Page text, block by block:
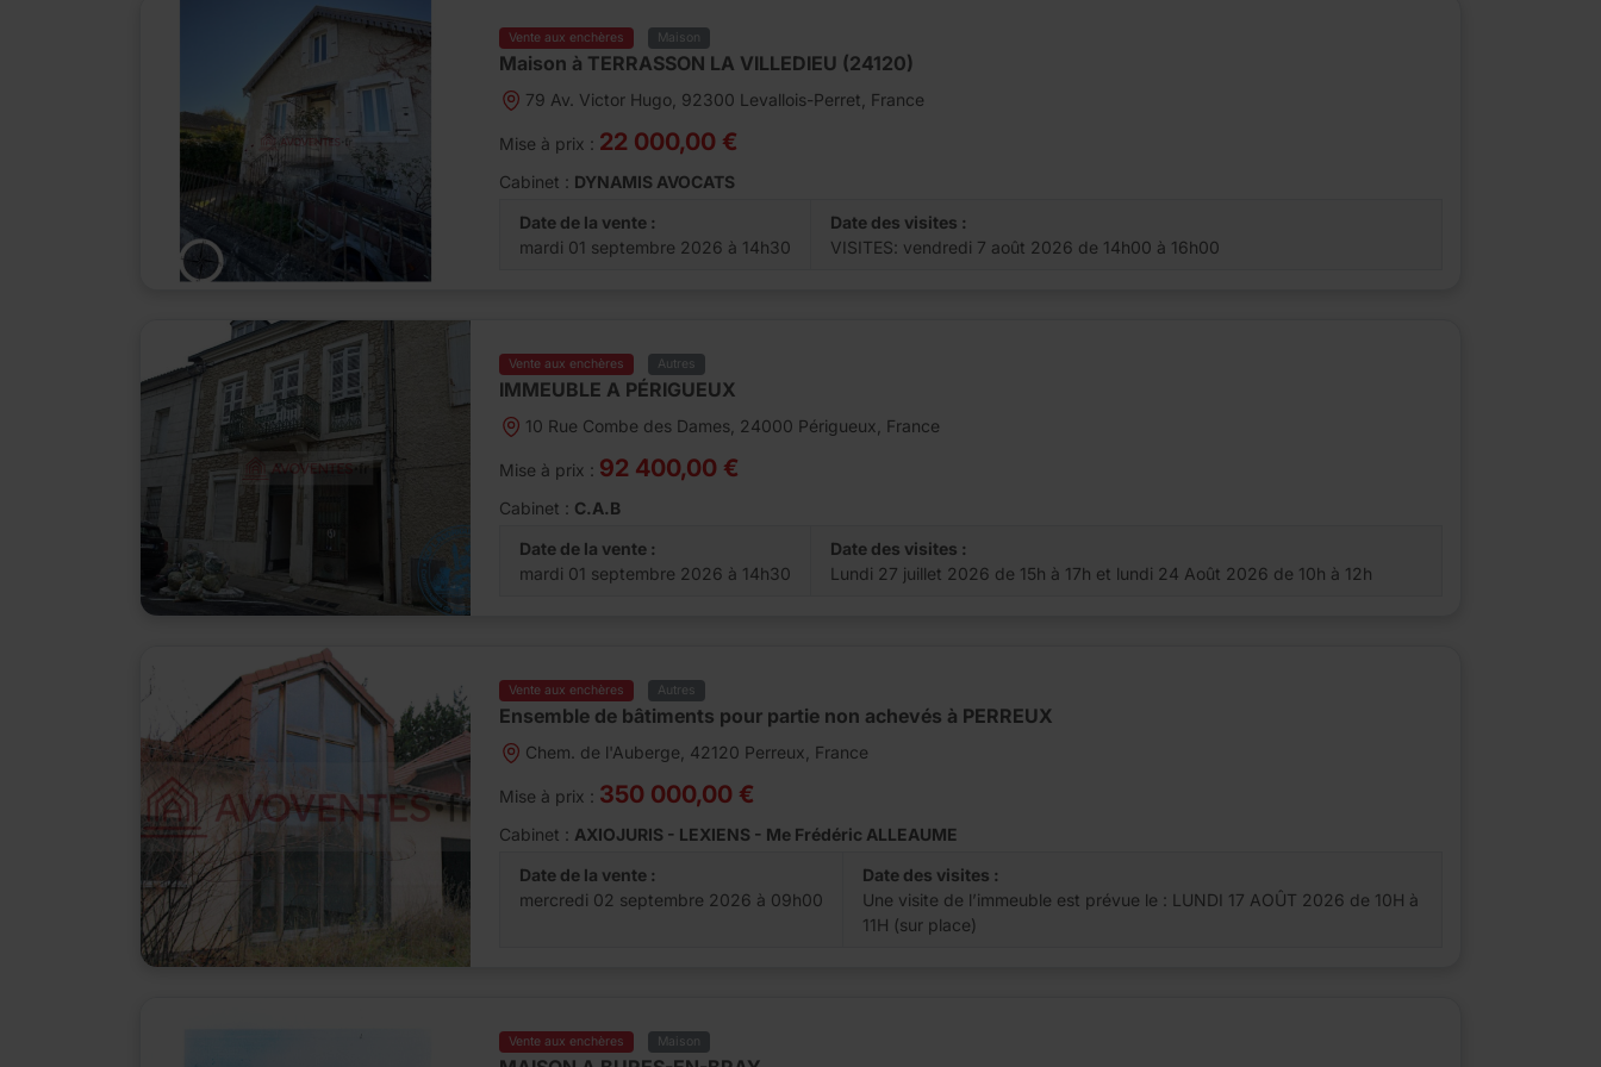
Vente aux enchères Maison
Maison à TERRASSON LA VILLEDIEU (24120)
79 Av. Victor Hugo, 92300 Levallois-Perret, France
Mise à prix : 22 000,00 €
Cabinet : DYNAMIS AVOCATS
Date de la vente :
mardi 01 septembre 2026 à 14h30
Date des visites :
VISITES: vendredi 7 août 2026 de 14h00 à 16h00
Vente aux enchères Autres
IMMEUBLE A PÉRIGUEUX
10 Rue Combe des Dames, 24000 Périgueux, France
Mise à prix : 92 400,00 €
Cabinet : C.A.B
Date de la vente :
mardi 01 septembre 2026 à 14h30
Date des visites :
Lundi 27 juillet 2026 de 15h à 17h et lundi 24 Août 2026 de 10h à 12h
Vente aux enchères Autres
Ensemble de bâtiments pour partie non achevés à PERREUX
Chem. de l'Auberge, 42120 Perreux, France
Mise à prix : 350 000,00 €
Cabinet : AXIOJURIS - LEXIENS - Me Frédéric ALLEAUME
Date de la vente :
mercredi 02 septembre 2026 à 09h00
Date des visites :
Une visite de l’immeuble est prévue le : LUNDI 17 AOÛT 2026 de 10H à
11H (sur place)
Vente aux enchères Maison